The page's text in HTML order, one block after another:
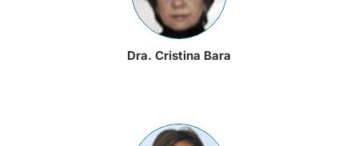
Dra. Cristina Bara